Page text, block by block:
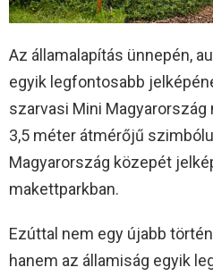
Az államalapítás ünnepén,
egyik legfontosabb
szarvasi Mini
3,5 méter átmérőjű
Magyarország közepét
makettparkban.
Ezúttal nem egy újabb
hanem az államiság egyik